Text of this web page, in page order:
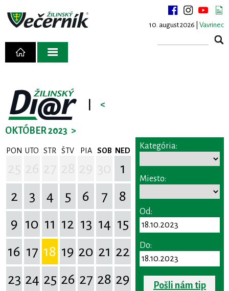
10. august 2026 | Vavrinec
<
OKTÓBER 2023 >
PON UTO STR ŠTV PIA SOB NED
1
2
3 4 5 6 7
8
9 10 11 12 13 14 15
16 17 18 19 20 21 22
23 24 25 26 27 28 29
Kategória:
Miesto:
Od:
Do:
Pošli nám tip